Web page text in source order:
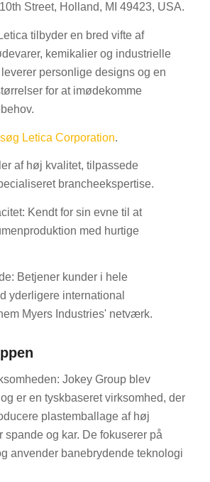
Street, Holland, MI 49423, USA.
tilbyder en bred vifte af
kemikalier og industrielle
personlige designs og en
for at imødekomme
Letica Corporation.
af høj kvalitet, tilpassede
brancheekspertise.
Kendt for sin evne til at
med hurtige
Betjener kunder i hele
yderligere international
Myers Industries' netværk.
Jokey Group blev
er en tyskbaseret virksomhed, der
plastemballage af høj
spande og kar. De fokuserer på
anvender banebrydende teknologi